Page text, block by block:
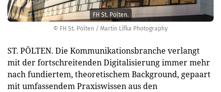
© FH St. Pölten / Martin Lifka Photography
FH St. Pölten.
ST. PÖLTEN. Die Kommunikationsbranche verlangt
mit der fortschreitenden Digitalisierung immer mehr
nach fundiertem, theoretischem Background, gepaart
mit umfassendem Praxiswissen aus den